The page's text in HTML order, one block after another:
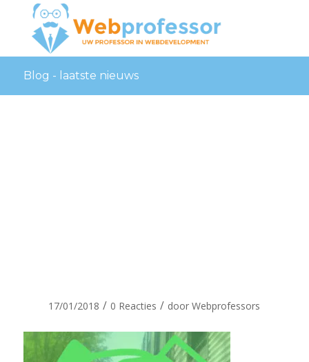
Blog - laatste nieuws
17/01/2018 / 0 Reacties / doorWebprofessors